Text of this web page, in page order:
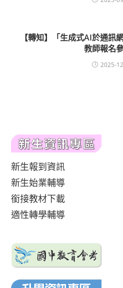
【轉知】「生成式AI於通訊
教師報名
2025-
新生報到資訊
新生始業輔導
銜接教材下載
適性轉學輔導